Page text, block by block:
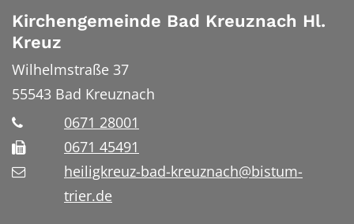
Kirchengemeinde Bad Kreuznach Hl.
Kreuz
Wilhelmstraße 37
55543 Bad Kreuznach
0671 28001
0671 45491
heiligkreuz-bad-kreuznach@bistum-
trier.de